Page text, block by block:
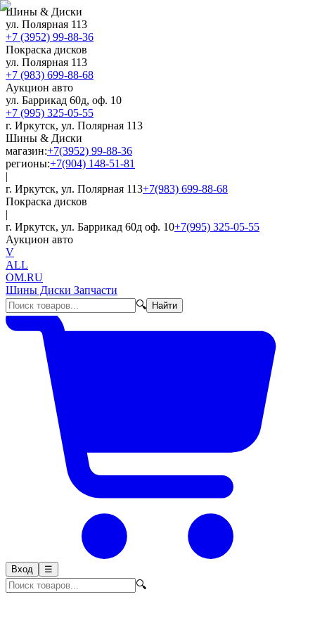
Шины & Диски
ул. Полярная 113
+7 (3952) 99-88-36
Покраска дисков
ул. Полярная 113
+7 (983) 699-88-68
Аукцион авто
ул. Баррикад 60д, оф. 10
+7 (995) 325-05-55
г. Иркутск, ул. Полярная 113
Шины & Диски
магазин:+7(3952) 99-88-36
регионы:+7(904) 148-51-81
|
г. Иркутск, ул. Полярная 113+7(983) 699-88-68
Покраска дисков
|
г. Иркутск, ул. Баррикад 60д оф. 10+7(995) 325-05-55
Аукцион авто
V
ALL
OM.RU
Шины Диски Запчасти
🔍
Найти
Вход ☰
🔍